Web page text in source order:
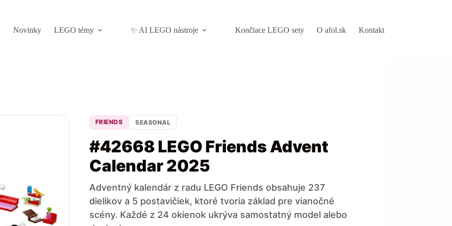
Novinky
LEGO témy ✨ AI LEGO nástroje Končiace LEGO sety O afol.sk Kontakt
FRIENDS SEASONAL
#42668 LEGO Friends Advent
Calendar 2025
Adventný kalendár z radu LEGO Friends obsahuje 237
dielikov a 5 postavičiek, ktoré tvoria základ pre vianočné
scény. Každé z 24 okienok ukrýva samostatný model alebo